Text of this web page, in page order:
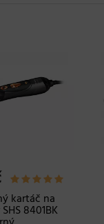
kartáč na
8401BK